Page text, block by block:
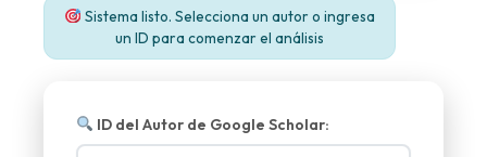
Sistema listo. Selecciona un autor o ingresa
un ID para comenzar el análisis
ID del Autor de Google Scholar: